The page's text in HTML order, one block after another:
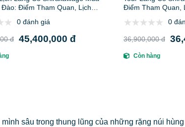
Đào: Điểm Tham Quan, Lịch
0 đánh giá
đ 45,400,000 đ
Điểm Tham Quan,
0
36,900,000 đ
Còn hàng
mình sâu trong thung lũng của những rặng núi